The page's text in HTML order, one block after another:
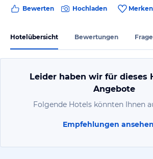
Bewerten Hochladen Merken
Hotelübersicht Bewertungen
Leider haben wir für dieses
Angebote
Folgende Hotels könnten Ihnen
Empfehlungen ansehen